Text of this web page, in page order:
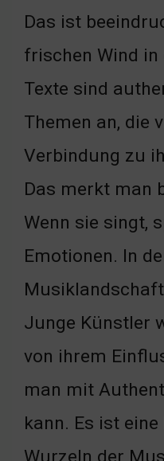
Das ist
frischen Wind in
Texte sind
Themen an, die
Verbindung zu
Das merkt man
Wenn sie singt,
Emotionen. In
Junge Künstler
von ihrem
man mit
kann. Es ist
Wurzeln der